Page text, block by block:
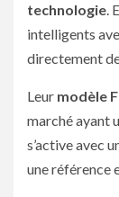
technologie.
intelligents
directement
Leur modèle
marché ayant
s’active avec
une référence